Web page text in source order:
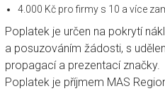
4.000 Kč pro firmy s 10 a více
Poplatek je určen na pokrytí
a posuzováním žádosti, s
propagací a prezentací značky.
Poplatek je příjmem MAS